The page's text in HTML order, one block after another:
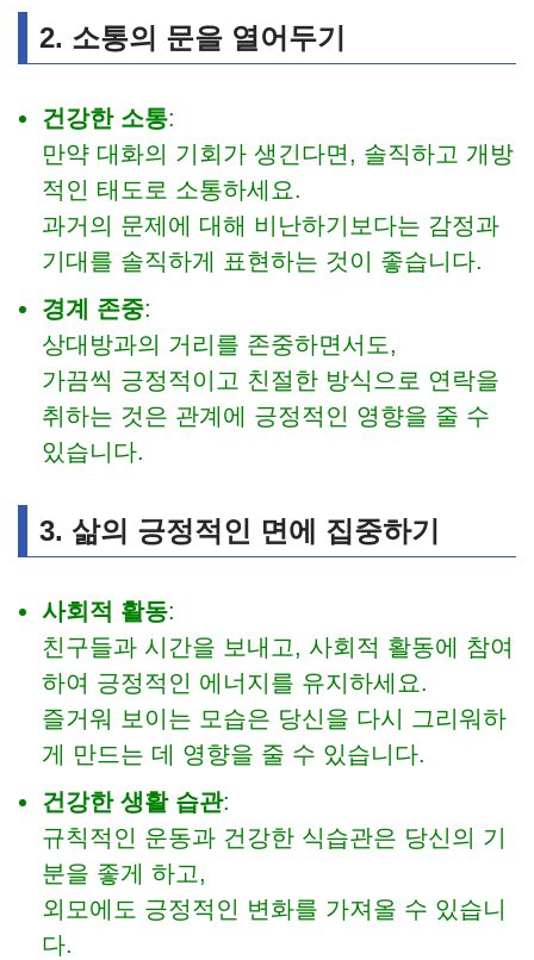
2. 소통의 문을 열어두기
건강한 소통:
만약 대화의 기회가 생긴다면, 솔직하고 개방
적인 태도로 소통하세요.
과거의 문제에 대해 비난하기보다는 감정과
기대를 솔직하게 표현하는 것이 좋습니다.
경계 존중:
상대방과의 거리를 존중하면서도,
가끔씩 긍정적이고 친절한 방식으로 연락을
취하는 것은 관계에 긍정적인 영향을 줄 수
있습니다.
3. 삶의 긍정적인 면에 집중하기
사회적 활동:
친구들과 시간을 보내고, 사회적 활동에 참여
하여 긍정적인 에너지를 유지하세요.
즐거워 보이는 모습은 당신을 다시 그리워하
게 만드는 데 영향을 줄 수 있습니다.
건강한 생활 습관:
규칙적인 운동과 건강한 식습관은 당신의 기
분을 좋게 하고,
외모에도 긍정적인 변화를 가져올 수 있습니
다.